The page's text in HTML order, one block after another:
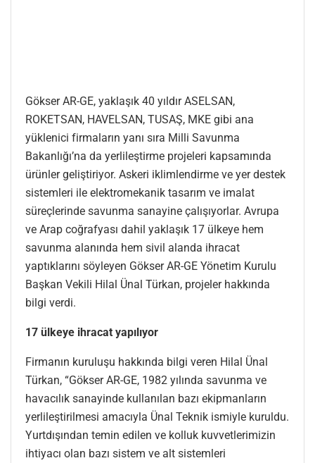
Gökser AR-GE, yaklaşık 40 yıldır ASELSAN,
ROKETSAN, HAVELSAN, TUSAŞ, MKE gibi ana
yüklenici firmaların yanı sıra Milli Savunma
Bakanlığı’na da yerlileştirme projeleri kapsamında
ürünler geliştiriyor. Askeri iklimlendirme ve yer destek
sistemleri ile elektromekanik tasarım ve imalat
süreçlerinde savunma sanayine çalışıyorlar. Avrupa
ve Arap coğrafyası dahil yaklaşık 17 ülkeye hem
savunma alanında hem sivil alanda ihracat
yaptıklarını söyleyen Gökser AR-GE Yönetim Kurulu
Başkan Vekili Hilal Ünal Türkan, projeler hakkında
bilgi verdi.
17 ülkeye ihracat yapılıyor
Firmanın kuruluşu hakkında bilgi veren Hilal Ünal
Türkan, “Gökser AR-GE, 1982 yılında savunma ve
havacılık sanayinde kullanılan bazı ekipmanların
yerlileştirilmesi amacıyla Ünal Teknik ismiyle kuruldu.
Yurtdışından temin edilen ve kolluk kuvvetlerimizin
ihtiyacı olan bazı sistem ve alt sistemleri